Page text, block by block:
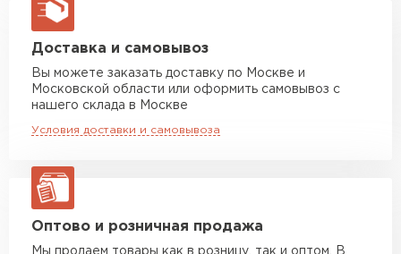
макс. длина груза 13,5 м
Манипулятор до 5 тн
Манипулятор до 10 тн
макс. длина груза 8 м
макс. длина груза 13,5 м
ЗАКАЗАТЬ С ДОСТАВКОЙ
Доставка и самовывоз
Вы можете заказать доставку по Москве и
Московской области или оформить самовывоз с
нашего склада в Москве
Условия доставки и самовывоза
Оптово и розничная продажа
Мы продаем товары как в розницу, так и оптом. В